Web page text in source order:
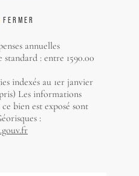
FERMER
annuelles
: entre 1590.00
indexés au 1er janvier
Les informations
bien est exposé sont
: